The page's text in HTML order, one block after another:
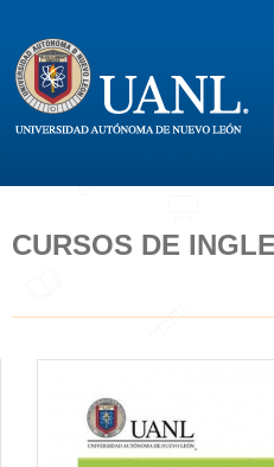
Acerca de
Vida
Servicios
CURSOS DE